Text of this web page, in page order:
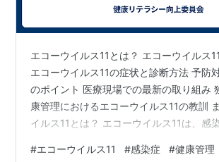
エコーウイルス11とは？ エコーウイルス
エコーウイルス11の症状と診断方法 予防
のポイント 医療現場での最新の取り組み
康管理におけるエコーウイルス11の教訓
イルス11とは？ エコーウイルス11は、感
すことが知られています。独自の感染経路
#エコーウイルス11 #感染症 #健康管理